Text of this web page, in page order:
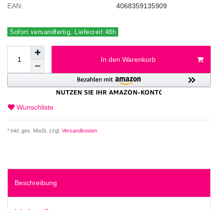
EAN:
4068359135909
Sofort versandfertig, Lieferzeit 48h
In den Warenkorb
Wunschliste
* inkl. ges. MwSt. zzgl. Versandkosten
Beschreibung